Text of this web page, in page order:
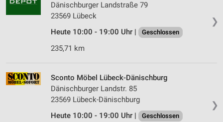
❯
Dänischburger Landstraße 79
23569 Lübeck
Heute 10:00 - 19:00 Uhr |
Geschlossen
235,71 km
❯
Sconto Möbel Lübeck-Dänischburg
Dänischburger Landstr. 85
23569 Lübeck-Dänischburg
Heute 10:00 - 19:00 Uhr |
Geschlossen